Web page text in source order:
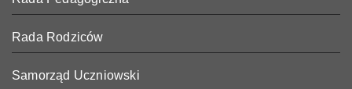
Rada Rodziców
Samorząd Uczniowski